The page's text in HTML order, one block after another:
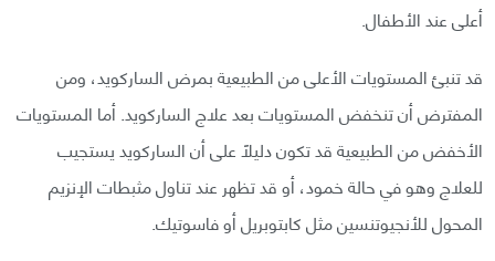
أعلى عند الأطفال.
قد تنبئ المستويات الأعلى من الطبيعية بمرض الساركويد، ومن
المفترض أن تنخفض المستويات بعد علاج الساركويد. أما المستويات
الأخفض من الطبيعية قد تكون دليلًا على أن الساركويد يستجيب
للعلاج وهو في حالة خمود، أو قد تظهر عند تناول مثبطات الإنزيم
المحول للأنجيوتنسين مثل كابتوبريل أو فاسوتيك.